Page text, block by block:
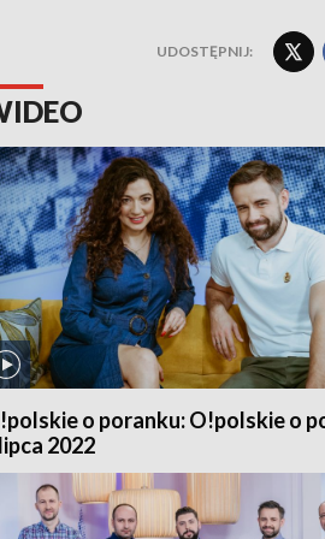
UDOSTĘPNIJ:
o poranku: O!polskie o
2022